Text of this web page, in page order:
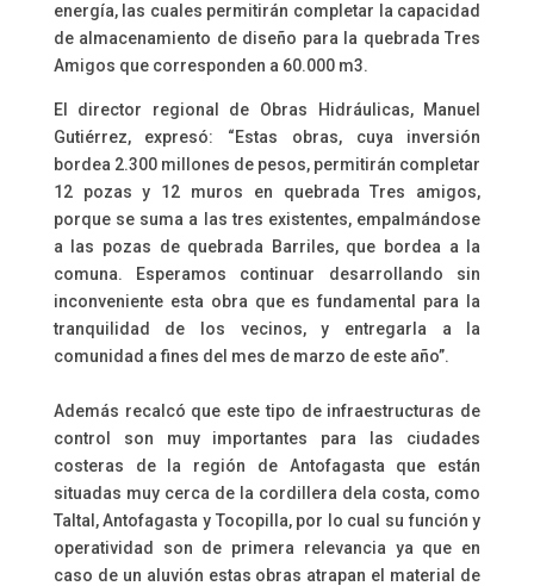
energía, las cuales permitirán completar la capacidad
de almacenamiento de diseño para la quebrada Tres
Amigos que corresponden a 60.000 m3.
El director regional de Obras Hidráulicas, Manuel
Gutiérrez, expresó: “Estas obras, cuya inversión
bordea 2.300 millones de pesos, permitirán completar
12 pozas y 12 muros en quebrada Tres amigos,
porque se suma a las tres existentes, empalmándose
a las pozas de quebrada Barriles, que bordea a la
comuna. Esperamos continuar desarrollando sin
inconveniente esta obra que es fundamental para la
tranquilidad de los vecinos, y entregarla a la
comunidad a fines del mes de marzo de este año”.
Además recalcó que este tipo de infraestructuras de
control son muy importantes para las ciudades
costeras de la región de Antofagasta que están
situadas muy cerca de la cordillera dela costa, como
Taltal, Antofagasta y Tocopilla, por lo cual su función y
operatividad son de primera relevancia ya que en
caso de un aluvión estas obras atrapan el material de